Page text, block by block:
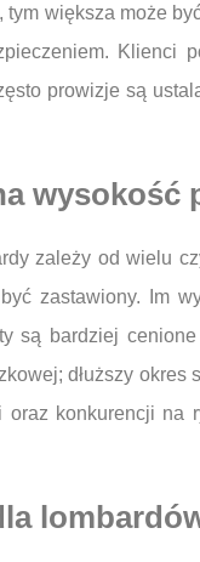
większa może
Klienci
prowizje są
zależy od wielu
zastawiony. Im
są bardziej
dłuższy
konkurencji na